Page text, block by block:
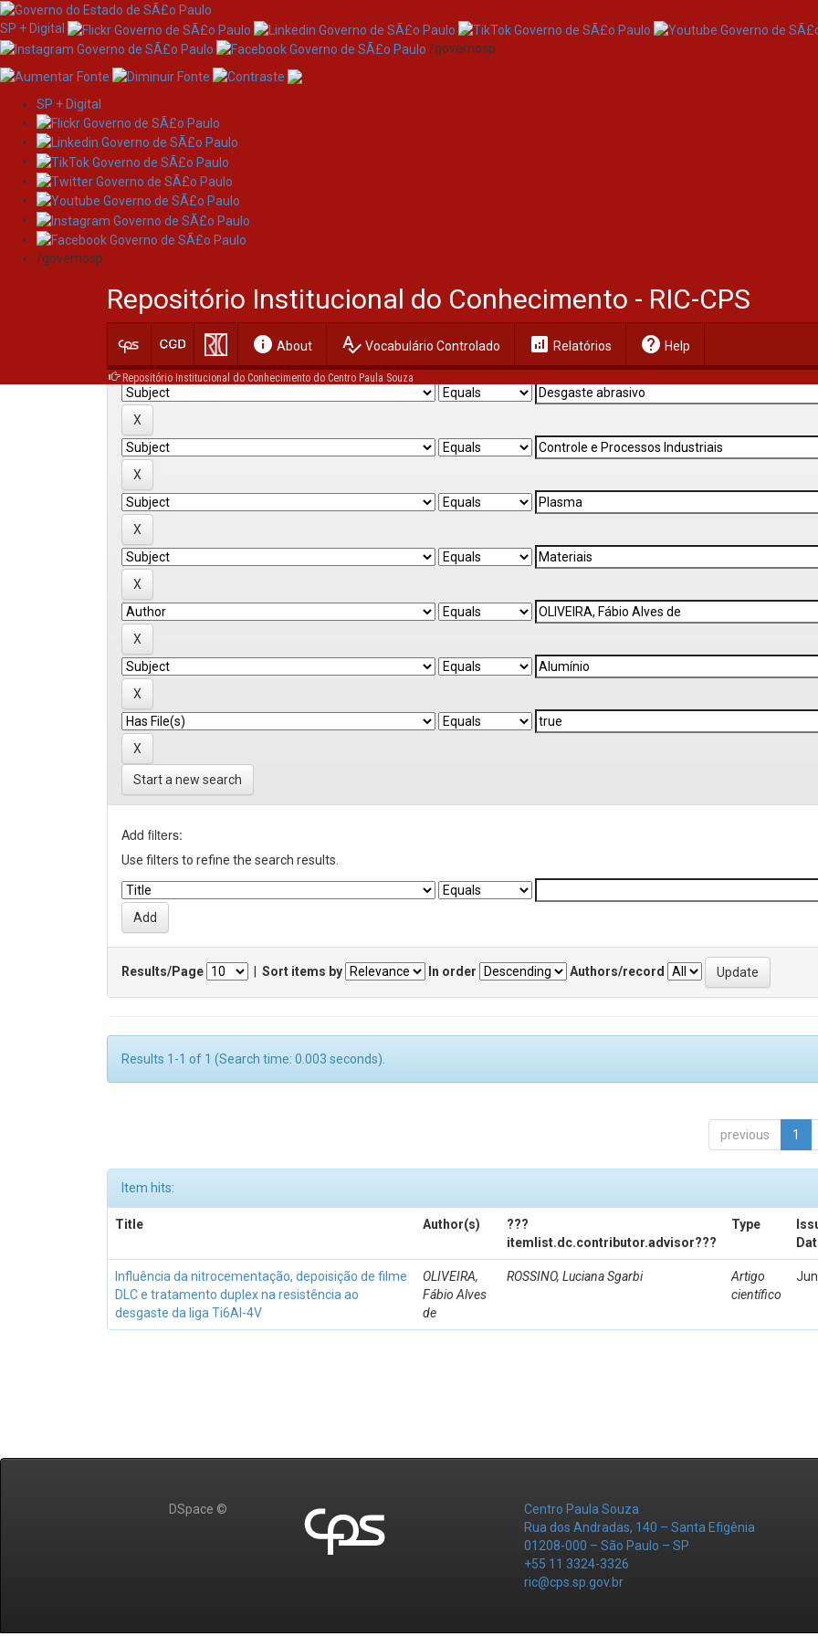
Skip
navigation
SP + Digital
/governosp
SP + Digital
/governosp
Repositório Institucional do Conhecimento - RIC-CPS
info About spellcheck Vocabulário Controlado analytics Relatórios help Help
Repositório Institucional do Conhecimento do Centro Paula Souza
Search
Current filters:
Start a new search
Add filters:
Use filters to refine the search results.
Results/Page Sort items by In order Authors/record
Results 1-1 of 1 (Search time: 0.003 seconds).
previous 1
Item hits:
Title Author(s)
???
itemlist.dc.contributor.advisor???
Type
Influência da nitrocementação, depoisição de filme
DLC e tratamento duplex na resistência ao
desgaste da liga Ti6Al-4V
OLIVEIRA,
Fábio Alves
de
ROSSINO, Luciana Sgarbi
Artigo
científico
DSpace ©
Centro Paula Souza
Rua dos Andradas, 140 – Santa Efigênia
01208-000 – São Paulo – SP
+55 11 3324-3326
ric@cps.sp.gov.br